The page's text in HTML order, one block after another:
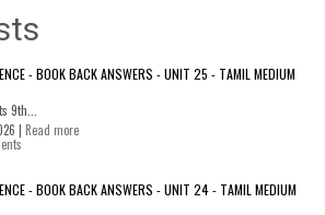
- BOOK BACK ANSWERS - UNIT 25 - TAMIL MEDIUM
9th...
| Read more
- BOOK BACK ANSWERS - UNIT 24 - TAMIL MEDIUM